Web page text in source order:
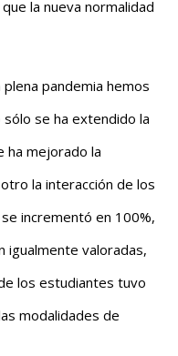
la nueva normalidad
pandemia hemos
se ha extendido la
ha mejorado la
la interacción de los
incrementó en 100%,
igualmente valoradas,
los estudiantes tuvo
modalidades de